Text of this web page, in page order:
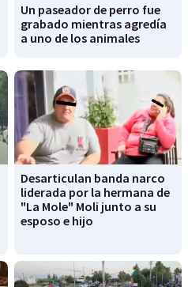
Un paseador de perro fue
grabado mientras agredía
a uno de los animales
Desarticulan banda narco
liderada por la hermana de
"La Mole" Moli junto a su
esposo e hijo